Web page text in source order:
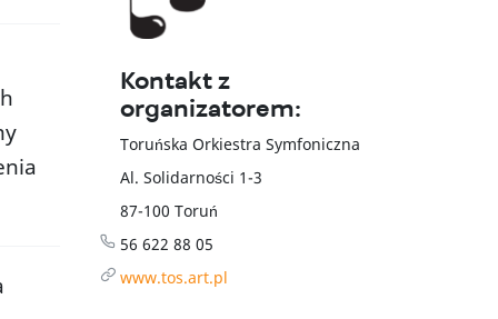
również
kujawsko-pomorskie
Kontakt z
organizatorem:
Toruńska Orkiestra Symfoniczna
Al. Solidarności 1-3
87-100 Toruń
56 622 88 05
www.tos.art.pl